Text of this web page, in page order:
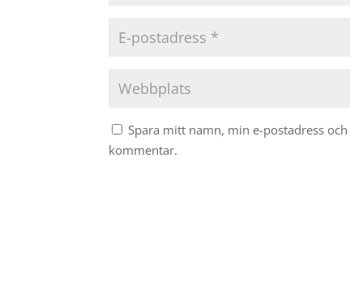
Spara mitt namn, min e-postadress
kommentar.